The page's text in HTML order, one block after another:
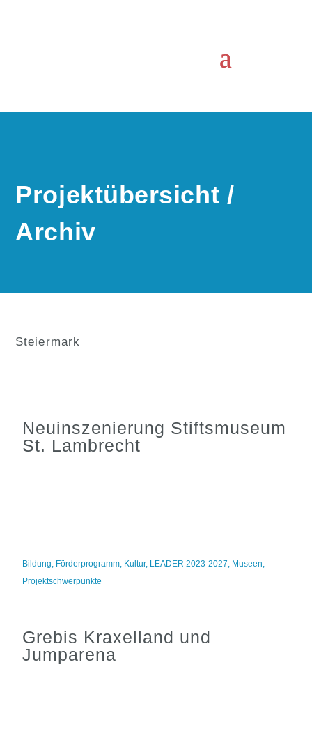
Projektübersicht /
Archiv
Steiermark
Neuinszenierung Stiftsmuseum
St. Lambrecht
Bildung, Förderprogramm, Kultur, LEADER 2023-2027, Museen,
Projektschwerpunkte
Grebis Kraxelland und
Jumparena